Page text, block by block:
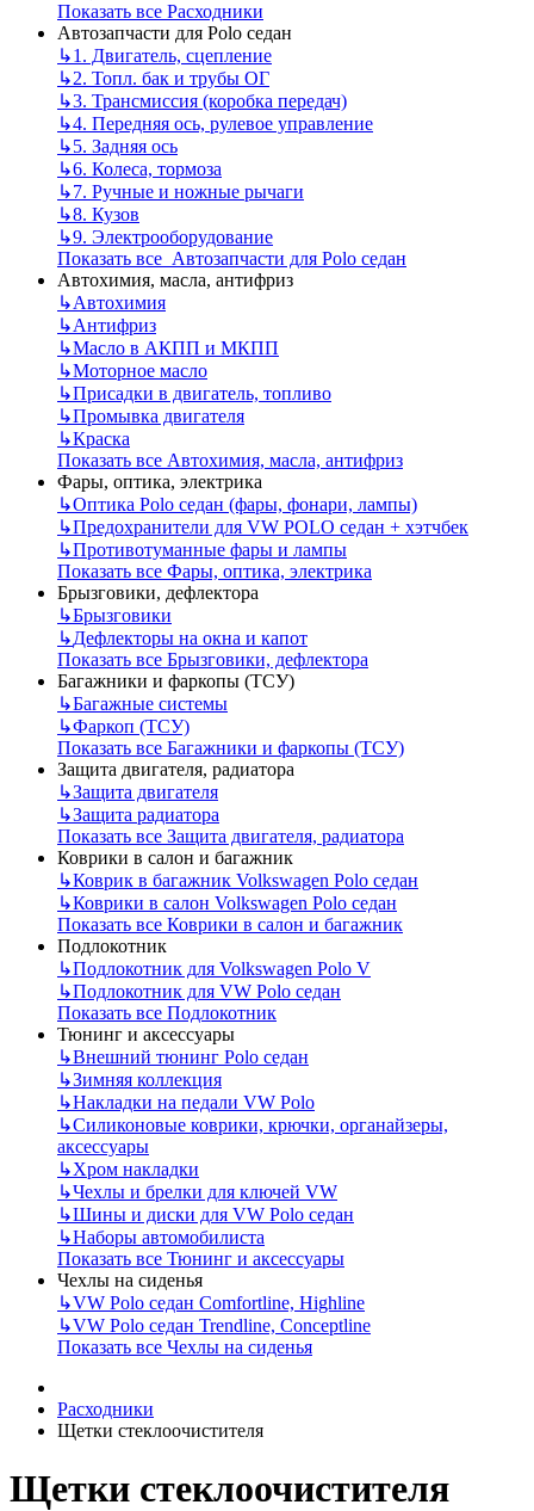
Показать все Расходники
Автозапчасти для Polo седан
↳1. Двигатель, сцепление
↳2. Топл. бак и трубы ОГ
↳3. Трансмиссия (коробка передач)
↳4. Передняя ось, рулевое управление
↳5. Задняя ось
↳6. Колеса, тормоза
↳7. Ручные и ножные рычаги
↳8. Кузов
↳9. Электрооборудование
Показать все Автозапчасти для Polo седан
Автохимия, масла, антифриз
↳Автохимия
↳Антифриз
↳Масло в АКПП и МКПП
↳Моторное масло
↳Присадки в двигатель, топливо
↳Промывка двигателя
↳Краска
Показать все Автохимия, масла, антифриз
Фары, оптика, электрика
↳Оптика Polo седан (фары, фонари, лампы)
↳Предохранители для VW POLO седан + хэтчбек
↳Противотуманные фары и лампы
Показать все Фары, оптика, электрика
Брызговики, дефлектора
↳Брызговики
↳Дефлекторы на окна и капот
Показать все Брызговики, дефлектора
Багажники и фаркопы (ТСУ)
↳Багажные системы
↳Фаркоп (ТСУ)
Показать все Багажники и фаркопы (ТСУ)
Защита двигателя, радиатора
↳Защита двигателя
↳Защита радиатора
Показать все Защита двигателя, радиатора
Коврики в салон и багажник
↳Коврик в багажник Volkswagen Polo седан
↳Коврики в салон Volkswagen Polo седан
Показать все Коврики в салон и багажник
Подлокотник
↳Подлокотник для Volkswagen Polo V
↳Подлокотник для VW Polo седан
Показать все Подлокотник
Тюнинг и аксессуары
↳Внешний тюнинг Polo седан
↳Зимняя коллекция
↳Накладки на педали VW Polo
↳Силиконовые коврики, крючки, органайзеры,
аксессуары
↳Хром накладки
↳Чехлы и брелки для ключей VW
↳Шины и диски для VW Polo седан
↳Наборы автомобилиста
Показать все Тюнинг и аксессуары
Чехлы на сиденья
↳VW Polo седан Comfortline, Highline
↳VW Polo седан Trendline, Conceptline
Показать все Чехлы на сиденья
Расходники
Щетки стеклоочистителя
Щетки стеклоочистителя